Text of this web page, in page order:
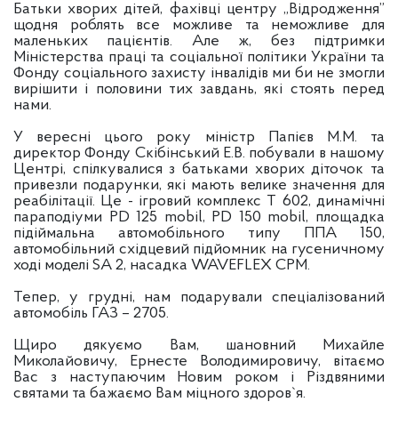
Батьки хворих дітей, фахівці центру „Відродження”
щодня роблять все можливе та неможливе для
маленьких пацієнтів. Але ж, без підтримки
Міністерства праці та соціальної політики України та
Фонду соціального захисту інвалідів ми би не змогли
вирішити і половини тих завдань, які стоять перед
нами.
У вересні цього року міністр Папієв М.М. та
директор Фонду Скібінський Е.В. побували в нашому
Центрі, спілкувалися з батьками хворих діточок та
привезли подарунки, які мають велике значення для
реабілітації. Це - ігровий комплекс Т 602, динамічні
параподіуми PD 125 mobil, PD 150 mobil, площадка
підіймальна автомобільного типу ППА 150,
автомобільний східцевий підйомник на гусеничному
ході моделі SA 2, насадка WAVEFLEX СРМ.
Тепер, у грудні, нам подарували спеціалізований
автомобіль ГАЗ – 2705.
Щиро дякуємо Вам, шановний Михайле
Миколайовичу, Ернесте Володимировичу, вітаємо
Вас з наступаючим Новим роком і Різдвяними
святами та бажаємо Вам міцного здоров`я.